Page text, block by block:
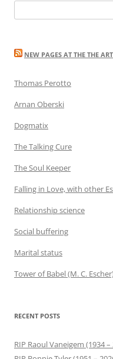
for:
NEW PAGES AT THE THE
Thomas Perotto
Arnan Oberski
Dogmatix
The Talking Cure
The Soul Keeper
Falling in Love, with other
Relationship science
Social buffering
Marital status
Tower of Babel (M. C.
RECENT POSTS
RIP Raoul Vaneigem (1934 –